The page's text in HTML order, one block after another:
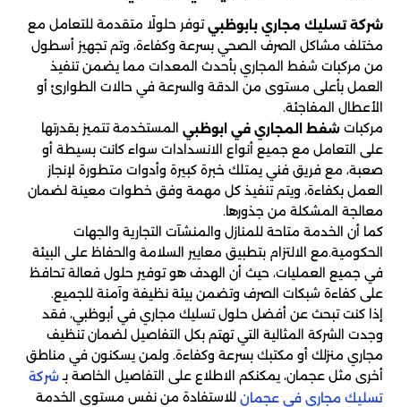
شركة تسليك مجاري بابوظبيتوفر حلولًا متقدمة للتعامل مع
مختلف مشاكل الصرف الصحي بسرعة وكفاءة، وتم تجهيز أسطول
من مركبات شفط المجاري بأحدث المعدات مما يضمن تنفيذ
العمل بأعلى مستوى من الدقة والسرعة في حالات الطوارئ أو
الأعطال المفاجئة.
مركبات شفط المجاري في ابوظبي المستخدمة تتميز بقدرتها
على التعامل مع جميع أنواع الانسدادات سواء كانت بسيطة أو
صعبة، مع فريق فني يمتلك خبرة كبيرة وأدوات متطورة لإنجاز
العمل بكفاءة، ويتم تنفيذ كل مهمة وفق خطوات معينة لضمان
معالجة المشكلة من جذورها.
كما أن الخدمة متاحة للمنازل والمنشآت التجارية والجهات
الحكومية.مع الالتزام بتطبيق معايير السلامة والحفاظ على البيئة
في جميع العمليات، حيث أن الهدف هو توفير حلول فعالة تحافظ
على كفاءة شبكات الصرف وتضمن بيئة نظيفة وآمنة للجميع.
إذا كنت تبحث عن أفضل حلول تسليك مجاري في أبوظبي، فقد
وجدت الشركة المثالية التي تهتم بكل التفاصيل لضمان تنظيف
مجاري منزلك أو مكتبك بسرعة وكفاءة. ولمن يسكنون في مناطق
أخرى مثل عجمان، يمكنكم الاطلاع على التفاصيل الخاصة بـشركة
تسليك مجاري في عجمان للاستفادة من نفس مستوى الخدمة